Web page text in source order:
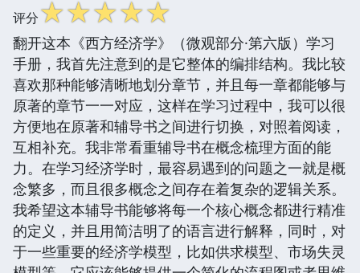
评分☆☆☆☆☆
翻开这本《西方经济学》（微观部分·第六版）学习
手册，我首先注意到的是它整体的编排结构。我比较
喜欢那种能够清晰地划分章节，并且每一章都能够与
原著的章节一一对应，这样在学习过程中，我可以很
方便地在原著和辅导书之间进行切换，对照着阅读，
互相补充。我非常看重辅导书在概念梳理方面的能
力。在学习经济学时，最容易遇到的问题之一就是概
念繁多，而且很多概念之间存在着复杂的逻辑关系。
我希望这本辅导书能够将每一个核心概念都进行精准
的定义，并且用简洁明了的语言进行解释，同时，对
于一些重要的经济学模型，比如供求模型、市场失灵